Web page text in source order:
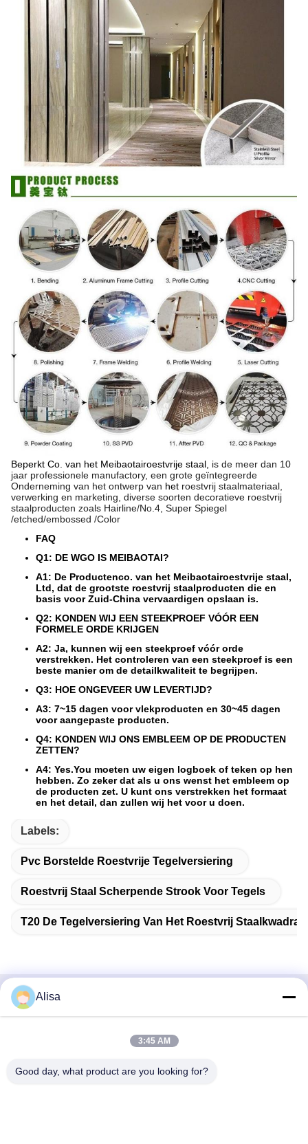
Beperkt Co. van het Meibaotairoestvrije staal, is de meer dan 10
jaar professionele manufactory, een grote geïntegreerde
Onderneming van het ontwerp van het roestvrij staalmateriaal,
verwerking en marketing, diverse soorten decoratieve roestvrij
staalproducten zoals Hairline/No.4, Super Spiegel
/etched/embossed /Color
FAQ
Q1: DE WGO IS MEIBAOTAI?
A1: De Productenco. van het Meibaotairoestvrije staal,
Ltd, dat de grootste roestvrij staalproducten die en
basis voor Zuid-China vervaardigen opslaan is.
Q2: KONDEN WIJ EEN STEEKPROEF VÓÓR EEN
FORMELE ORDE KRIJGEN
A2: Ja, kunnen wij een steekproef vóór orde
verstrekken. Het controleren van een steekproef is een
beste manier om de detailkwaliteit te begrijpen.
Q3: HOE ONGEVEER UW LEVERTIJD?
A3: 7~15 dagen voor vlekproducten en 30~45 dagen
voor aangepaste producten.
Q4: KONDEN WIJ ONS EMBLEEM OP DE PRODUCTEN
ZETTEN?
A4: Yes.You moeten uw eigen logboek of teken op hen
hebben. Zo zeker dat als u ons wenst het embleem op
de producten zet. U kunt ons verstrekken het formaat
en het detail, dan zullen wij het voor u doen.
Labels:
Pvc Borstelde Roestvrije Tegelversiering
Roestvrij Staal Scherpende Strook Voor Tegels
T20 De Tegelversiering Van Het Roestvrij
Snel contact
Veinna-de bouw, Chencun, Shunde, Foshan, Guangdong,
Alisa
3:45 AM
Good day, what product are you looking for?